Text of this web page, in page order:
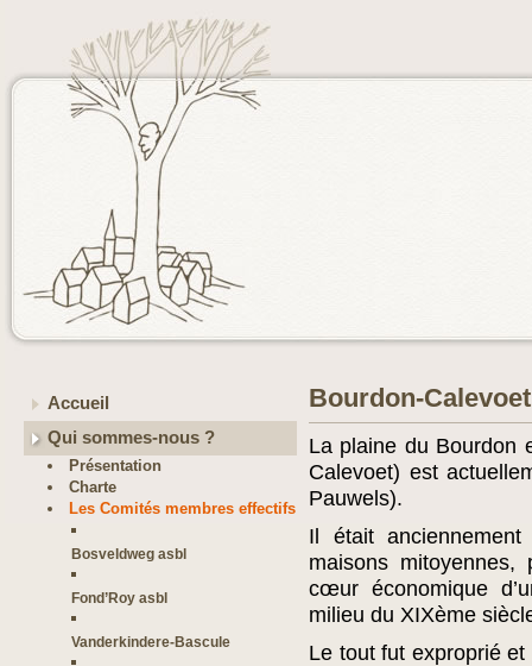
Accueil
Qui sommes-nous ?
Présentation
Charte
Les Comités membres effectifs
Bosveldweg asbl
Fond’Roy asbl
Vanderkindere-Bascule
Bourdon-
La plaine du Bourdon
Calevoet) est
Pauwels).
Il était
maisons
cœur économique
milieu du XIXème
Le tout fut exproprié